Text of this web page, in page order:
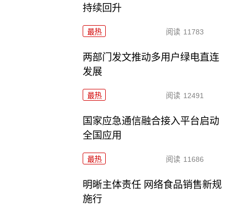
持续回升
最热 阅读 11783
两部门发文推动多用户绿电直连
发展
最热 阅读 12491
国家应急通信融合接入平台启动
全国应用
最热 阅读 11686
明晰主体责任 网络食品销售新规
施行